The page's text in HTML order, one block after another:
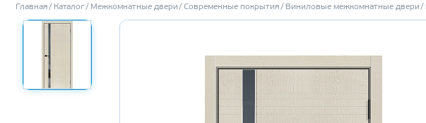
Главная Каталог Межкомнатные двери Современные покрытия Виниловые межкомнатные двери